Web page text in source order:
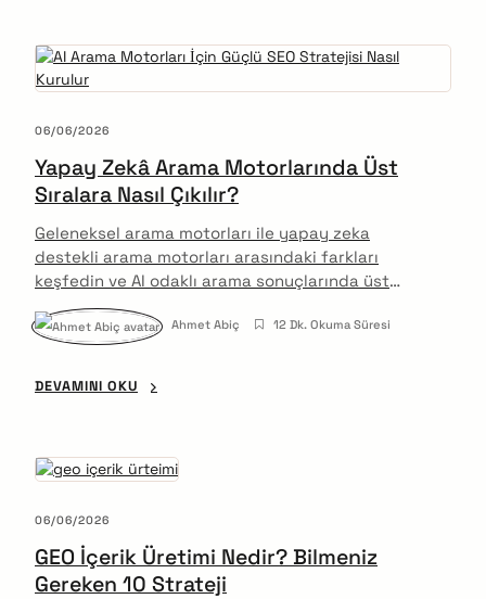
06/06/2026
Yapay Zekâ Arama Motorlarında Üst
Sıralara Nasıl Çıkılır?
Geleneksel arama motorları ile yapay zeka
destekli arama motorları arasındaki farkları
keşfedin ve AI odaklı arama sonuçlarında üst
sıralarda yer almak için uygulayabileceğiniz dört
etkili stratejiyi öğrenin.
Ahmet Abiç 12 Dk. Okuma Süresi
DEVAMINI OKU
06/06/2026
GEO İçerik Üretimi Nedir? Bilmeniz
Gereken 10 Strateji